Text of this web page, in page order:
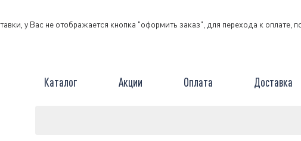
у Вас не отображается кнопка "оформить заказ", для перехода к
Каталог Акции Оплата Доставка